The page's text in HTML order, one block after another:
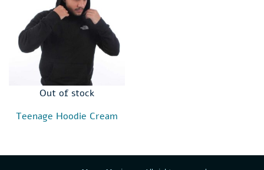
Out of stock
Teenage Hoodie Cream